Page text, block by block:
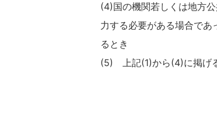
(4)国の機関若しくは地方
力する必要がある場合で
るとき
(5) 上記(1)から(4)に掲げ